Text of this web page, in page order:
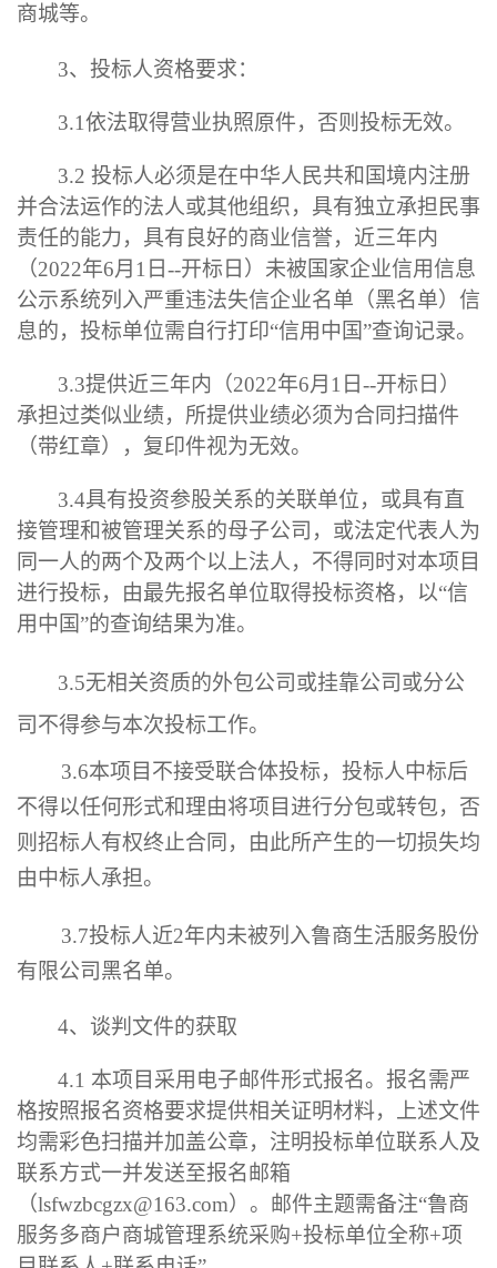
商城等。
3、 投标人资格要求：
3.1依法取得营业执照原件，否则投标无效。
3.2 投标人必须是在中华人民共和国境内注册
并合法运作的法人或其他组织，具有独立承担民事
责任的能力，具有良好的商业信誉，近三年内
（2022年6月 1 日--开标日 ）未被国家企业信用信息
公示系统列入严重违法失信企业名单（黑名单）信
息的，投标单位需自行打印“信用中国”查询记录。
3.3提供近三年内 （2022年6月 1 日--开标日 ）
承担过类似业绩，所提供业绩必须为合同扫描件
（带红章），复印件视为无效。
3.4具有投资参股关系的关联单位，或具有直
接管理和被管理关系的母子公司，或法定代表人为
同一人的两个及两个以上法人，不得同时对本项目
进行投标，由最先报名单位取得投标资格，以“信
用中国”的查询结果为准。
3.5无相关资质的外包公司或挂靠公司或分公
司不得参与本次投标工作。
3.6本项目不接受联合体投标，投标人中标后
不得以任何形式和理由将项目进行分包或转包，否
则招标人有权终止合同，由此所产生的一切损失均
由中标人承担。
3.7投标人近2年内未被列入鲁商生活服务股份
有限公司黑名单。
4、 谈判 文件的获取
4.1 本项目采用电子邮件形式报名。报名需严
格按照报名资格要求提供相关证明材料，上述文件
均需彩色扫描并加盖公章，注明投标单位联系人及
联系方式一并发送至报名邮箱
（lsfwzbcgzx@163.com）。 邮件主题需备注“鲁商
服务多商户商城管理系统采购+投标单位全称+项